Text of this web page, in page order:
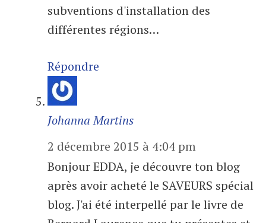
subventions d'installation des
différentes régions…
Répondre
Johanna Martins
2 décembre 2015 à 4:04 pm
Bonjour EDDA, je découvre ton blog
après avoir acheté le SAVEURS spécial
blog. J'ai été interpellé par le livre de